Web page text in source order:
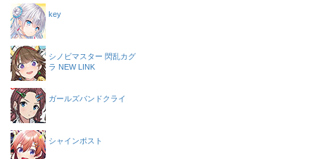
key
シノビマスター 閃乱カグ
ラ NEW LINK
ガールズバンドクライ
シャインポスト